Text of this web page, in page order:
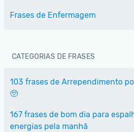
Frases de Enfermagem
CATEGORIAS DE FRASES
103 frases de Arrependimento
🥺
167 frases de bom dia para
energias pela manhã